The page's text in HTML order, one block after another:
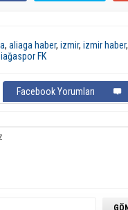
, aliaga haber, izmir, izmir haber,
FK
Facebook Yorumları